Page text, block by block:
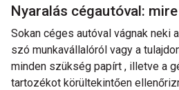
Nyaralás cégautóval:
Sokan céges autóval vágnak neki
szó munkavállalóról vagy a
minden szükség papírt , illetve a
tartozékot körültekintően